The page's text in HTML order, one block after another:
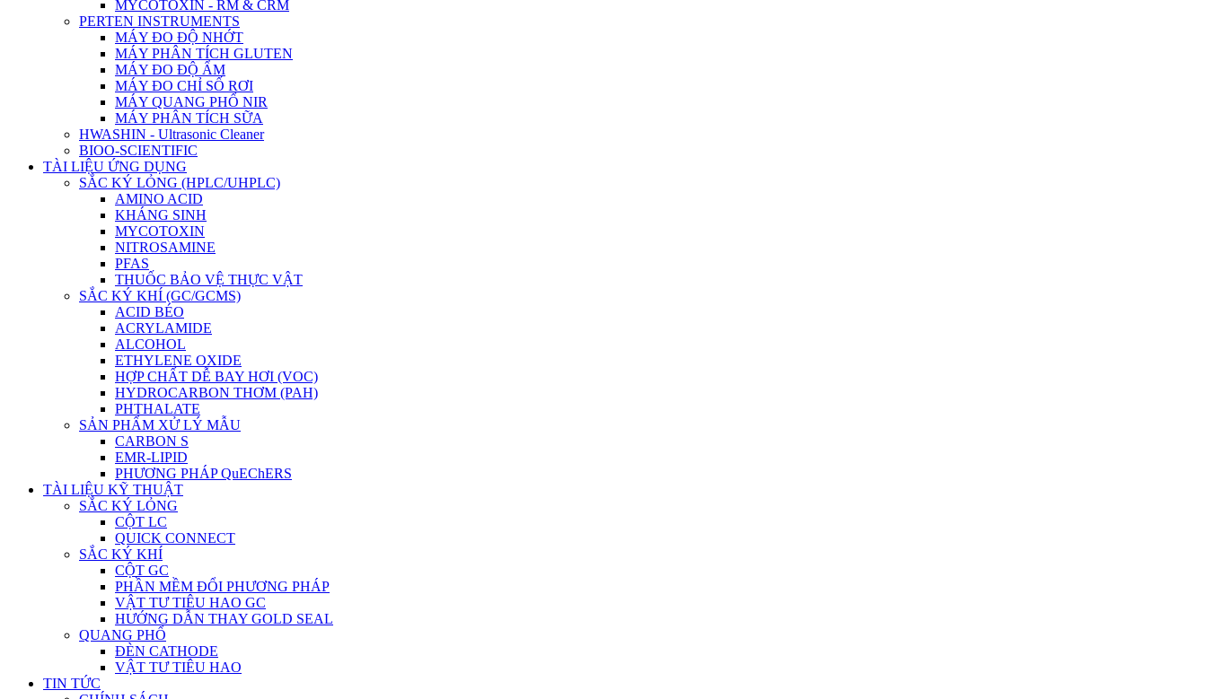
MYCOTOXIN - RM & CRM
PERTEN INSTRUMENTS
MÁY ĐO ĐỘ NHỚT
MÁY PHÂN TÍCH GLUTEN
MÁY ĐO ĐỘ ẨM
MÁY ĐO CHỈ SỐ RƠI
MÁY QUANG PHỔ NIR
MÁY PHÂN TÍCH SỮA
HWASHIN - Ultrasonic Cleaner
BIOO-SCIENTIFIC
TÀI LIỆU ỨNG DỤNG
SẮC KÝ LỎNG (HPLC/UHPLC)
AMINO ACID
KHÁNG SINH
MYCOTOXIN
NITROSAMINE
PFAS
THUỐC BẢO VỆ THỰC VẬT
SẮC KÝ KHÍ (GC/GCMS)
ACID BÉO
ACRYLAMIDE
ALCOHOL
ETHYLENE OXIDE
HỢP CHẤT DỄ BAY HƠI (VOC)
HYDROCARBON THƠM (PAH)
PHTHALATE
SẢN PHẨM XỬ LÝ MẪU
CARBON S
EMR-LIPID
PHƯƠNG PHÁP QuEChERS
TÀI LIỆU KỸ THUẬT
SẮC KÝ LỎNG
CỘT LC
QUICK CONNECT
SẮC KÝ KHÍ
CỘT GC
PHẦN MỀM ĐỔI PHƯƠNG PHÁP
VẬT TƯ TIÊU HAO GC
HƯỚNG DẪN THAY GOLD SEAL
QUANG PHỔ
ĐÈN CATHODE
VẬT TƯ TIÊU HAO
TIN TỨC